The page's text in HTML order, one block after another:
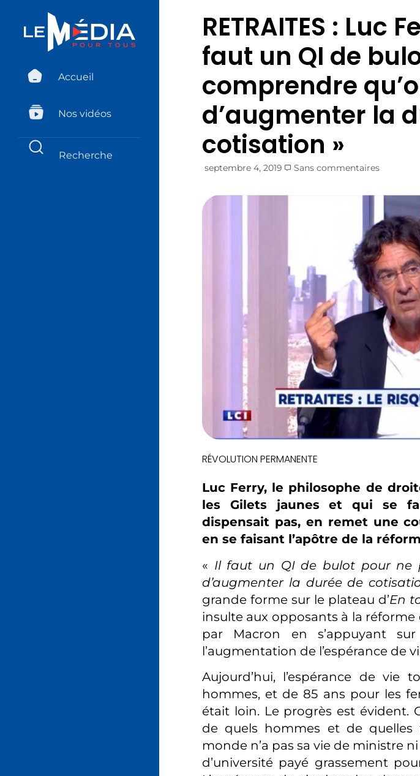
Accueil
Nos vidéos
RETRAITES : Luc
faut un QI de
comprendre
d’augmenter la
cotisation »
septembre 4, 2019 Sans commentaires
RÉVOLUTION PERMANENTE
Luc Ferry, le philosophe de
les Gilets jaunes et qui se
dispensait pas, en remet une
en se faisant l’apôtre de la
« Il faut un QI de bulot pour ne
d’augmenter la durée de
grande forme sur le plateau d’En
insulte aux opposants à la
par Macron en s’appuyant
l’augmentation de l’espérance de
Aujourd’hui, l’espérance de
hommes, et de 85 ans pour les
était loin. Le progrès est évident.
de quels hommes et de
monde n’a pas sa vie de ministre
d’université payé grassement